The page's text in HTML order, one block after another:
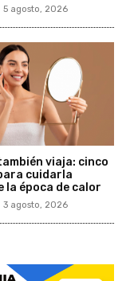
5 agosto, 2026
viaja: cinco
cuidarla
la época de calor
3 agosto, 2026